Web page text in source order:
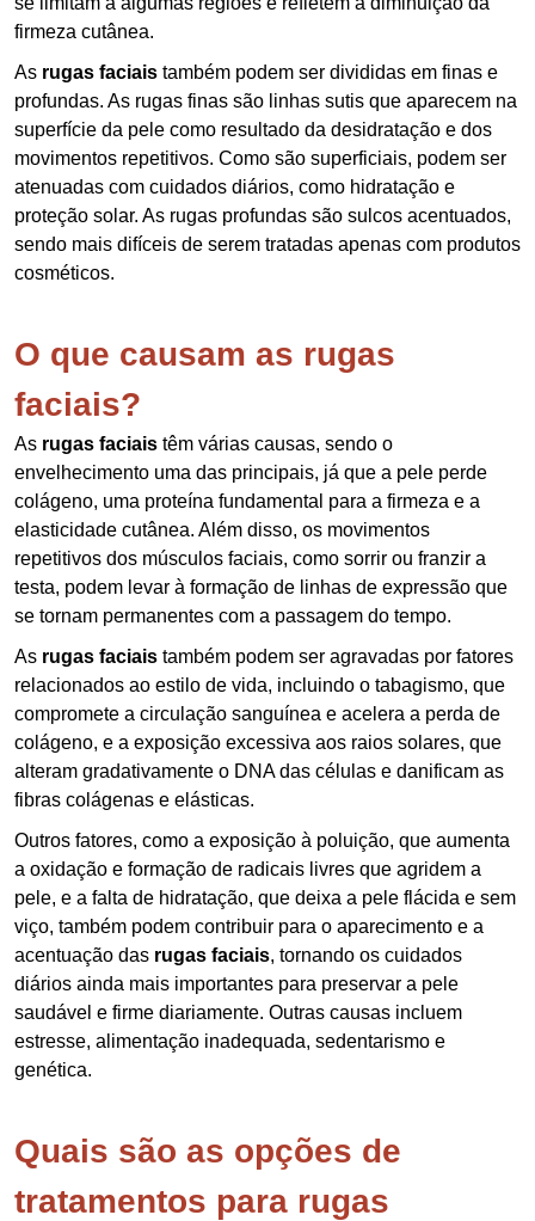
firmeza cutânea.
As rugas faciais também podem ser divididas em finas e
profundas. As rugas finas são linhas sutis que aparecem na
superfície da pele como resultado da desidratação e dos
movimentos repetitivos. Como são superficiais, podem ser
atenuadas com cuidados diários, como hidratação e
proteção solar. As rugas profundas são sulcos acentuados,
sendo mais difíceis de serem tratadas apenas com produtos
cosméticos.
O que causam as rugas
faciais?
As rugas faciais têm várias causas, sendo o
envelhecimento uma das principais, já que a pele perde
colágeno, uma proteína fundamental para a firmeza e a
elasticidade cutânea. Além disso, os movimentos
repetitivos dos músculos faciais, como sorrir ou franzir a
testa, podem levar à formação de linhas de expressão que
se tornam permanentes com a passagem do tempo.
As rugas faciais também podem ser agravadas por fatores
relacionados ao estilo de vida, incluindo o tabagismo, que
compromete a circulação sanguínea e acelera a perda de
colágeno, e a exposição excessiva aos raios solares, que
alteram gradativamente o DNA das células e danificam as
fibras colágenas e elásticas.
Outros fatores, como a exposição à poluição, que aumenta
a oxidação e formação de radicais livres que agridem a
pele, e a falta de hidratação, que deixa a pele flácida e sem
viço, também podem contribuir para o aparecimento e a
acentuação das rugas faciais, tornando os cuidados
diários ainda mais importantes para preservar a pele
saudável e firme diariamente. Outras causas incluem
estresse, alimentação inadequada, sedentarismo e
genética.
Quais são as opções de
tratamentos para rugas